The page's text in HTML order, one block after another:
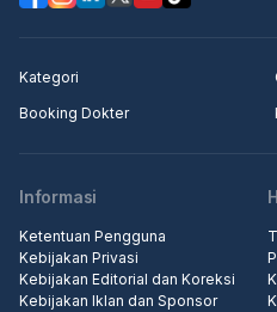
Kategori
Booking Dokter
Informasi
Ketentuan Pengguna
Kebijakan Privasi
Kebijakan Editorial dan Koreksi
Kebijakan Iklan dan Sponsor